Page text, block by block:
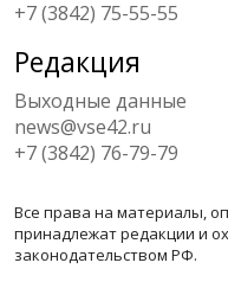
+7 (3842) 75-55-55
Редакция
Выходные данные
news@vse42.ru
+7 (3842) 76-79-79
Все права на материалы,
принадлежат редакции и
законодательством РФ.